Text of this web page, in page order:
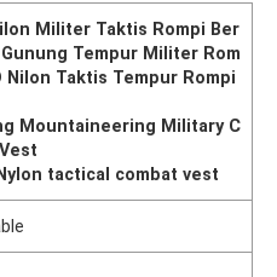
Militer Taktis Rompi Ber
Tempur Militer Rom
Nilon Taktis Tempur Rompi
Mountaineering Military C
tactical combat vest